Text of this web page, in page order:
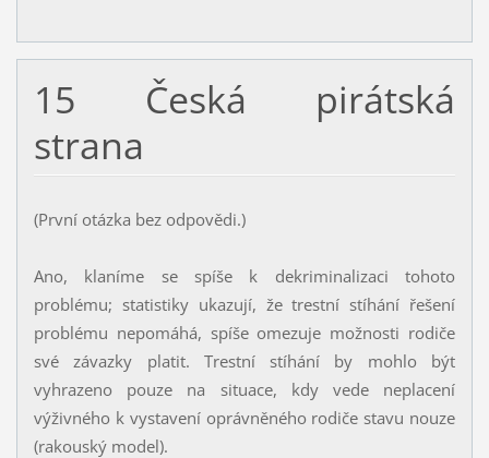
15 Česká pirátská
strana
(První otázka bez odpovědi.)
Ano, klaníme se spíše k dekriminalizaci tohoto
problému; statistiky ukazují, že trestní stíhání řešení
problému nepomáhá, spíše omezuje možnosti rodiče
své závazky platit. Trestní stíhání by mohlo být
vyhrazeno pouze na situace, kdy vede neplacení
výživného k vystavení oprávněného rodiče stavu nouze
(rakouský model).